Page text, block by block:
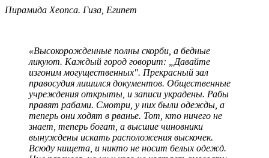
Пирамида Хеопса. Гиза, Египет
«Высокорожденные полны скорби, а бедные
ликуют. Каждый город говорит: „Давайте
изгоним могущественных". Прекрасный зал
правосудия лишился документов. Общественные
учреждения открыты, и записи украдены. Рабы
правят рабами. Смотри, у них были одежды, а
теперь они ходят в рванье. Тот, кто ничего не
знает, теперь богат, а высшие чиновники
вынуждены искать расположения выскочек.
Всюду нищета, и никто не носит белых одежд.